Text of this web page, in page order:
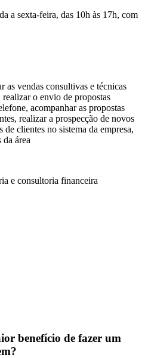
a sexta-feira, das 10h às 17h, com
as vendas consultivas e técnicas
realizar o envio de propostas
acompanhar as propostas
realizar a prospecção de novos
clientes no sistema da empresa,
área
e consultoria financeira
benefício de fazer um